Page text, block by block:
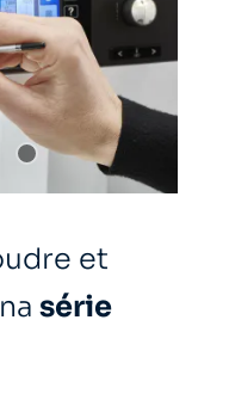
et
série